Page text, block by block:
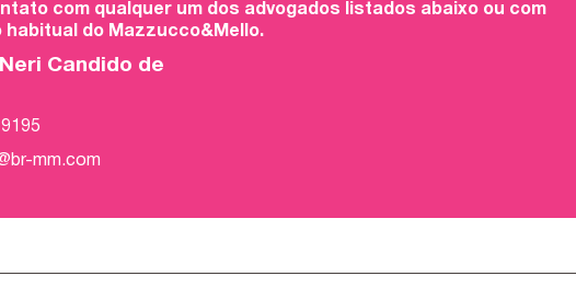
com qualquer um dos advogados listados abaixo ou com
do Mazzucco&Mello.
Candido de
mm.com